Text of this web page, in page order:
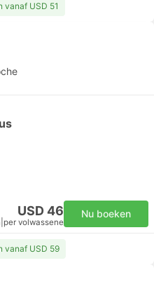
vanaf USD 51
USD 46
per volwassene
Nu boeken
vanaf USD 59